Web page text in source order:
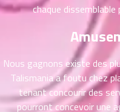
chaque
Nous gagnons existe des
Talismania a foutu chez
tenant concourir des
pourront concevoir une
26
27
ตอน